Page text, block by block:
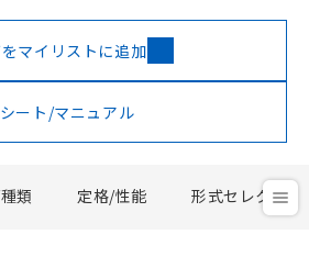
マイリストに追加
ート/マニュアル
類 定格/性能 形式セレクタ